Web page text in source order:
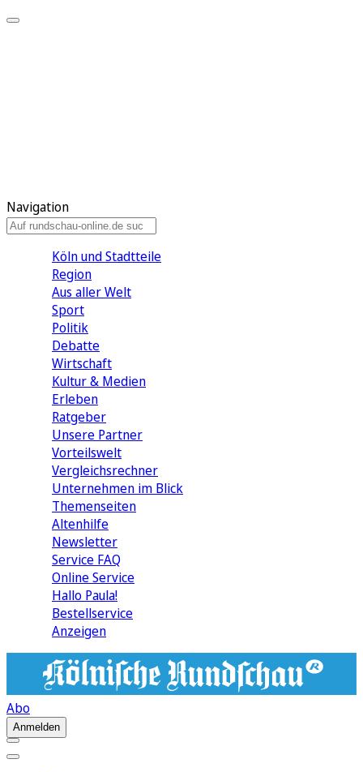
Navigation
Köln und Stadtteile
Region
Aus aller Welt
Sport
Politik
Debatte
Wirtschaft
Kultur & Medien
Erleben
Ratgeber
Unsere Partner
Vorteilswelt
Vergleichsrechner
Unternehmen im Blick
Themenseiten
Altenhilfe
Newsletter
Service FAQ
Online Service
Hallo Paula!
Bestellservice
Anzeigen
Abo
Anmelden